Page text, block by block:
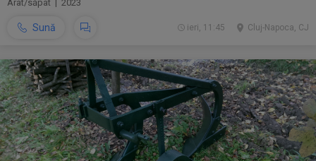
Arat/săpat | 2023
Sună Cluj-Napoca, CJ
ieri, 11:45